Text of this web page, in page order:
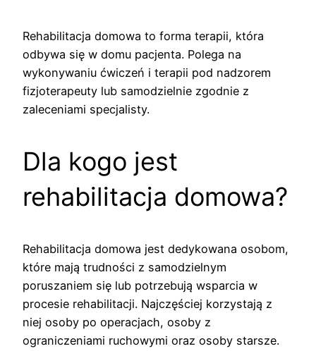
Rehabilitacja domowa to forma terapii, która
odbywa się w domu pacjenta. Polega na
wykonywaniu ćwiczeń i terapii pod nadzorem
fizjoterapeuty lub samodzielnie zgodnie z
zaleceniami specjalisty.
Dla kogo jest
rehabilitacja domowa?
Rehabilitacja domowa jest dedykowana osobom,
które mają trudności z samodzielnym
poruszaniem się lub potrzebują wsparcia w
procesie rehabilitacji. Najczęściej korzystają z
niej osoby po operacjach, osoby z
ograniczeniami ruchowymi oraz osoby starsze.